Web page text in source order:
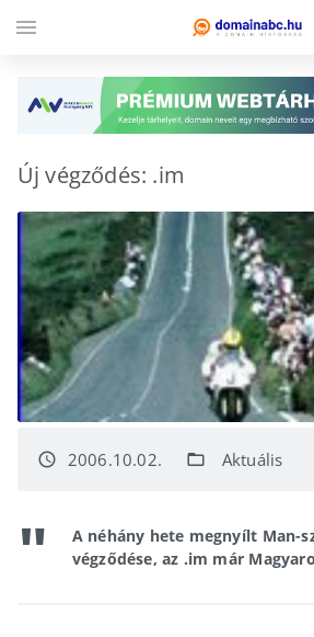
Új végződés: .im
access_time 2006.10.02. folder_open Aktuális
A néhány hete megnyílt Man-
végződése, az .im már
menu